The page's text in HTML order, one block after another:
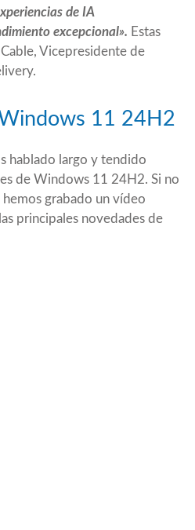
de IA
excepcional». Estas
Vicepresidente de
11 24H2
hablado largo y tendido
de Windows 11 24H2. Si no
grabado un vídeo
principales novedades de